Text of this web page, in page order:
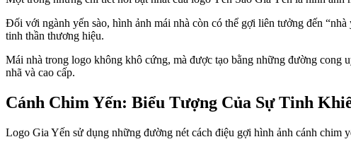
Đối với ngành yến sào, hình ảnh mái nhà còn có thể gợi liên tưởng đến
tinh thần thương hiệu.
Mái nhà trong logo không khô cứng, mà được tạo bằng những đường cong
nhã và cao cấp.
Cánh Chim Yến: Biểu Tượng Của Sự Tinh
Logo Gia Yến sử dụng những đường nét cách điệu gợi hình ảnh cánh chim